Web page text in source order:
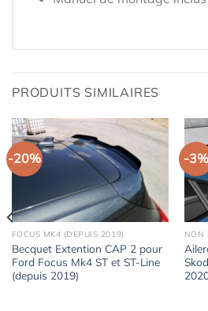
PRODUITS SIMILAIRES
-20%
FOCUS MK4 (DEPUIS 2019)
Becquet Extention CAP 2 pour
Ford Focus Mk4 ST et ST-Line
(depuis 2019)
-3%
NON